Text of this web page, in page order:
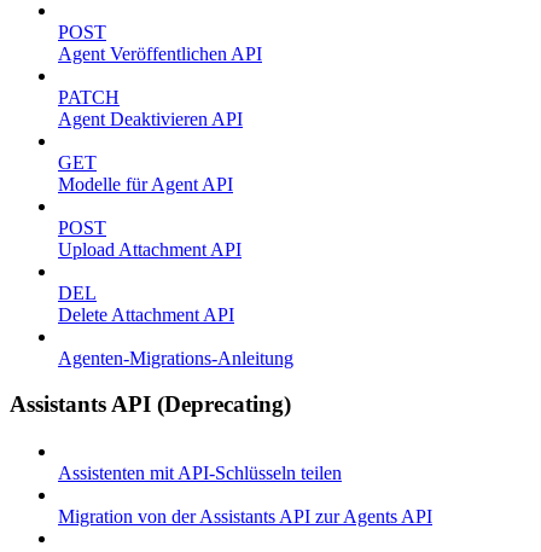
POST
Agent Veröffentlichen API
PATCH
Agent Deaktivieren API
GET
Modelle für Agent API
POST
Upload Attachment API
DEL
Delete Attachment API
Agenten-Migrations-Anleitung
Assistants API (Deprecating)
Assistenten mit API-Schlüsseln teilen
Migration von der Assistants API zur Agents API